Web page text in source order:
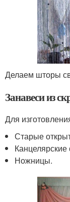
Делаем шторы
Занавеси из
Для
Старые
Канцелярские
Ножницы.